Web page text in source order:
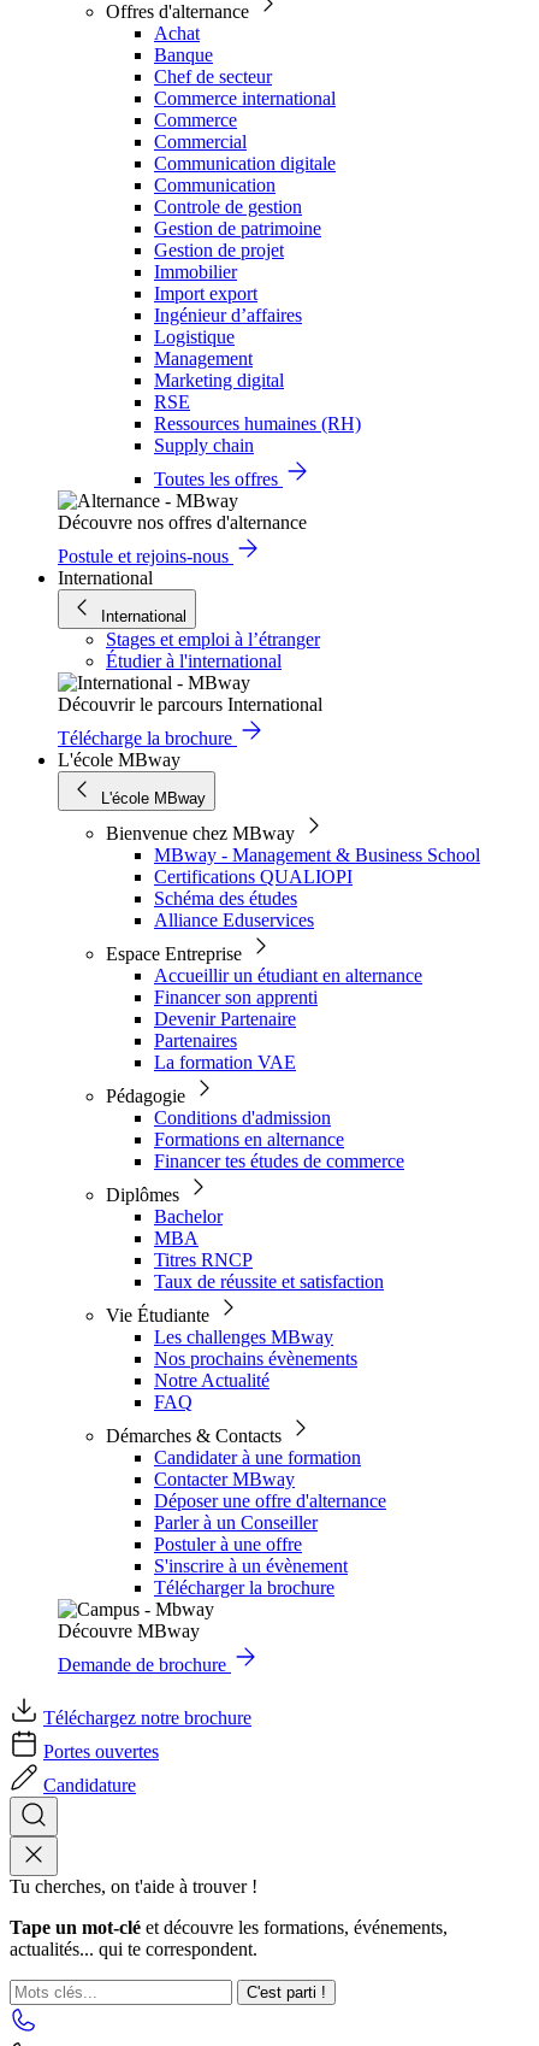
Offres d'alternance
Achat
Banque
Chef de secteur
Commerce international
Commerce
Commercial
Communication digitale
Communication
Controle de gestion
Gestion de patrimoine
Gestion de projet
Immobilier
Import export
Ingénieur d’affaires
Logistique
Management
Marketing digital
RSE
Ressources humaines (RH)
Supply chain
Toutes les offres
Découvre nos offres d'alternance
Postule et rejoins-nous
International
International
Stages et emploi à l’étranger
Étudier à l'international
Découvrir le parcours International
Télécharge la brochure
L'école MBway
L'école MBway
Bienvenue chez MBway
MBway - Management & Business School
Certifications QUALIOPI
Schéma des études
Alliance Eduservices
Espace Entreprise
Accueillir un étudiant en alternance
Financer son apprenti
Devenir Partenaire
Partenaires
La formation VAE
Pédagogie
Conditions d'admission
Formations en alternance
Financer tes études de commerce
Diplômes
Bachelor
MBA
Titres RNCP
Taux de réussite et satisfaction
Vie Étudiante
Les challenges MBway
Nos prochains évènements
Notre Actualité
FAQ
Démarches & Contacts
Candidater à une formation
Contacter MBway
Déposer une offre d'alternance
Parler à un Conseiller
Postuler à une offre
S'inscrire à un évènement
Télécharger la brochure
Découvre MBway
Demande de brochure
Téléchargez notre brochure
Portes ouvertes
Candidature
Tu cherches, on t'aide à trouver !
Tape un mot-clé et découvre les formations, événements,
actualités... qui te correspondent.
C'est parti !